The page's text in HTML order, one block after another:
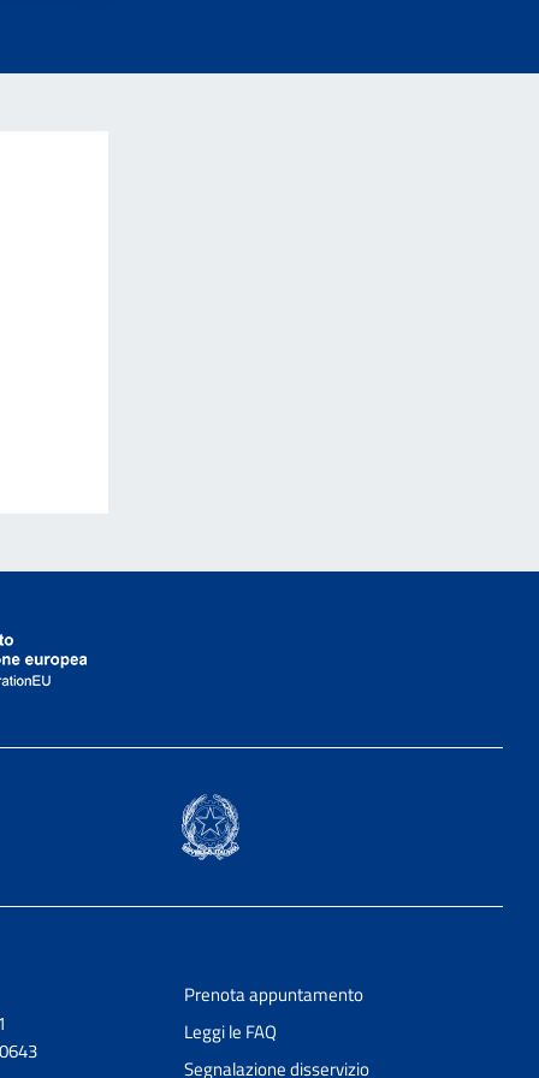
Prenota appuntamento
Leggi le FAQ
Segnalazione disservizio